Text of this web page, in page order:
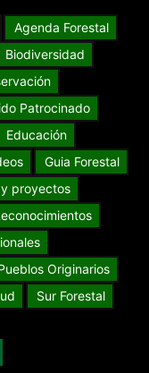
Agenda Forestal
Biodiversidad
Patrocinado
Educación
Guia Forestal
proyectos
Originarios
Sur Forestal